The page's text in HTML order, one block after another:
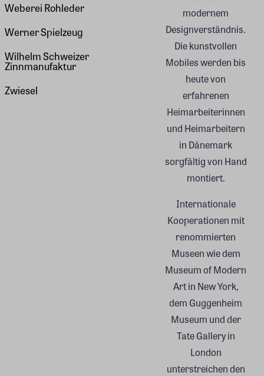
Weberei Rohleder
Werner Spielzeug
Wilhelm Schweizer
Zinnmanufaktur
Zwiesel
modernem
Designverständnis.
Die kunstvollen
Mobiles werden bis
heute von
erfahrenen
Heimarbeiterinnen
und Heimarbeitern
in Dänemark
sorgfältig von Hand
montiert.
Internationale
Kooperationen mit
renommierten
Museen wie dem
Museum of Modern
Art in New York,
dem Guggenheim
Museum und der
Tate Gallery in
London
unterstreichen den